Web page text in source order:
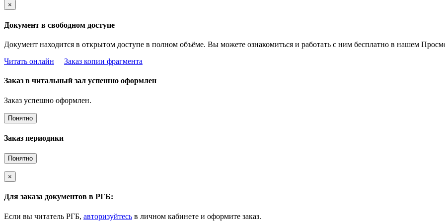
×
Документ в свободном доступе
Документ находится в открытом доступе в полном объёме. Вы можете ознакомиться и работать с ним бесплатно в нашем
Читать онлайн
Заказ копии фрагмента
Заказ в читальный зал успешно оформлен
Заказ успешно оформлен.
Понятно
Заказ периодики
Понятно
×
Для заказа документов в РГБ:
Если вы читатель РГБ, авторизуйтесь в личном кабинете и оформите заказ.